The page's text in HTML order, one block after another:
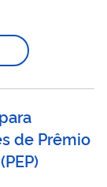
no
solicitar a
de Prêmio
(PEP)